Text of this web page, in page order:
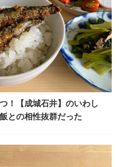
！【成城石井】のいわし
との相性抜群だった